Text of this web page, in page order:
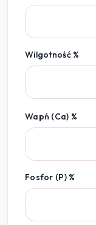
Wilgotność %
Wapń (Ca) %
Fosfor (P) %